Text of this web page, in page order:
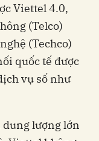
Viettel 4.0,
(Telco)
(Techco)
quốc tế được
vụ số như
dung lượng lớn